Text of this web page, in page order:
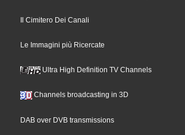
Il Cimitero Dei Canali
Le Immagini più Ricercate
Ultra High Definition TV Channels
Channels broadcasting in 3D
DAB over DVB transmissions